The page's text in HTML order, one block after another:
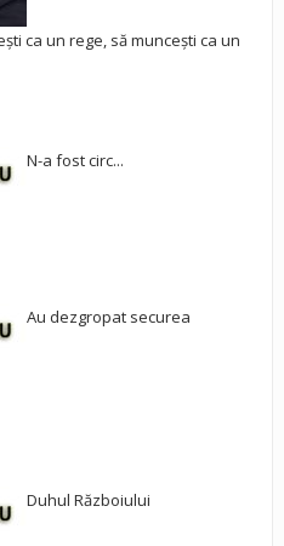
ca un rege, să muncești ca un
N-a fost circ...
Au dezgropat securea
Duhul Războiului